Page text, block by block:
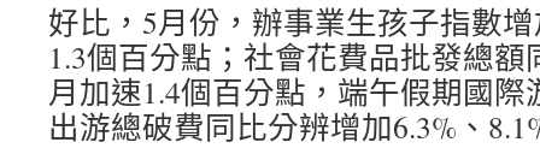
好比，5月份，辦事業生孩子指數
1.3個百分點；社會花費品批發總額
月加速1.4個百分點，端午假期國
出游總破費同比分辨增加6.3%、